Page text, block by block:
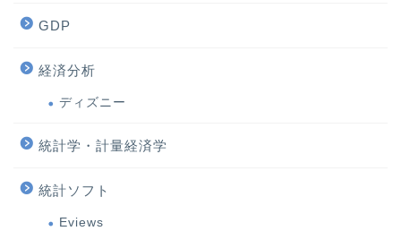
GDP
経済分析
ディズニー
統計学・計量経済学
統計ソフト
Eviews